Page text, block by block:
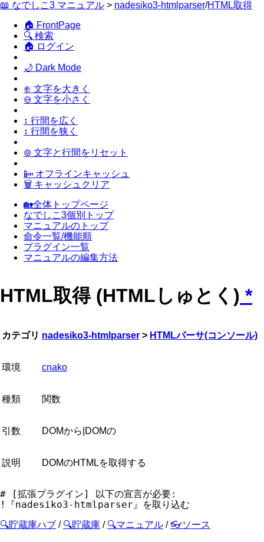
📖 なでしこ3 マニュアル > nadesiko3-htmlparser/HTML取得
🏠 FrontPage
🔍 検索
🏠 ログイン
🌙 Dark Mode
⊕ 文字を大きく
⊖ 文字を小さく
↕ 行間を広く
↕ 行間を狭く
⊚ 文字と行間をリセット
📴 オフラインキャッシュ
🗑 キャッシュクリア
🏡全体トップページ
なでしこ3個別トップ
マニュアルのトップ
命令一覧/機能順
プラグイン一覧
マニュアルの編集方法
HTML取得 (HTMLしゅとく) *
カテゴリ nadesiko3-htmlparser > HTMLパーサ(コンソール)
環境 cnako
種類 関数
引数 DOMから|DOMの
説明 DOMのHTMLを取得する
# [拡張プラグイン] 以下の宣言が必要:
🔍貯蔵庫ハブ / 🔍貯蔵庫 / 🔍マニュアル /👓ソース